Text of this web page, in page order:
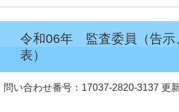
令和06年 監査委員（告示
表）
問い合わせ番号：17037-2820-3137 更